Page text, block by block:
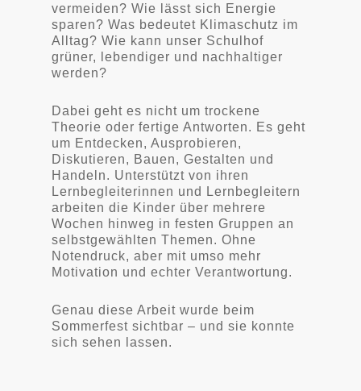
vermeiden? Wie lässt sich Energie
sparen? Was bedeutet Klimaschutz im
Alltag? Wie kann unser Schulhof
grüner, lebendiger und nachhaltiger
werden?
Dabei geht es nicht um trockene
Theorie oder fertige Antworten. Es geht
um Entdecken, Ausprobieren,
Diskutieren, Bauen, Gestalten und
Handeln. Unterstützt von ihren
Lernbegleiterinnen und Lernbegleitern
arbeiten die Kinder über mehrere
Wochen hinweg in festen Gruppen an
selbstgewählten Themen. Ohne
Notendruck, aber mit umso mehr
Motivation und echter Verantwortung.
Genau diese Arbeit wurde beim
Sommerfest sichtbar – und sie konnte
sich sehen lassen.